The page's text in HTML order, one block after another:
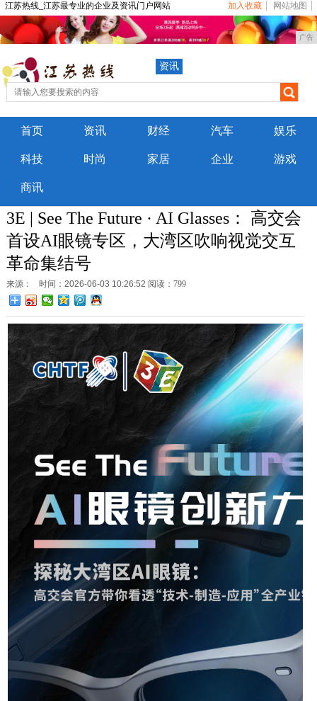
江苏热线_江苏最专业的企业及资讯门户网站 加入收藏 网站地图
广告
资讯
首页 资讯 财经 汽车 娱乐
科技 时尚 家居 企业 游戏
商讯
3E | See The Future · AI Glasses： 高交会
首设AI眼镜专区，大湾区吹响视觉交互
革命集结号
来源： 时间：2026-06-03 10:26:52 阅读：799